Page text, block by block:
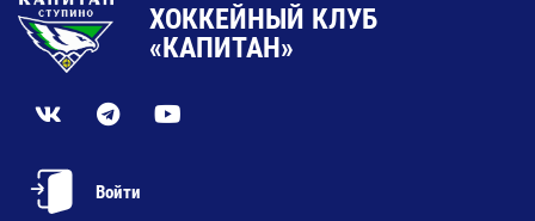
ХОККЕЙНЫЙ КЛУБ
«КАПИТАН»
Войти